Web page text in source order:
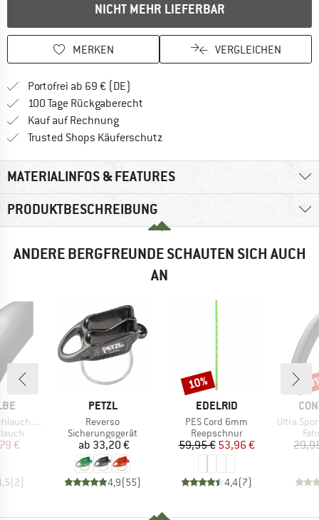
NICHT MEHR LIEFERBAR
MERKEN VERGLEICHEN
Portofrei ab 69 € (DE)
100 Tage Rückgaberecht
Kauf auf RechnungFinde die Zahlungs-Infos hier! Öffnet
Trusted Shops Käuferschutz
MATERIALINFOS & FEATURES
PRODUKTBESCHREIBUNG
ANDERE BERGFREUNDE SCHAUTEN SICH AUCH
AN
635 SV 19
Preis
€
(2)
MARKE
PETZL
Artikel
Reverso
Produktgruppe
Sicherungsgerät
Preis
ab 33,20 €
4,9(55)
MARKE
EDELRID
Artikel
PES Cord 6mm
Produktgruppe
Reepschnur
Preis
59,95 €reduzierter Preis
53,96 €
4,4(7)
Rabatt
10%
Artikel
Ultra Sport III